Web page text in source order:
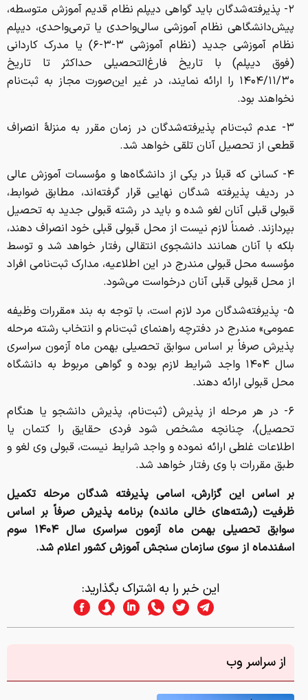
۲- پذیرفته‌شدگان باید گواهی دیپلم نظام قدیم آموزش متوسطه،
پیش‌دانشگاهی نظام آموزشی سالی‌واحدی یا ترمی‌واحدی، دیپلم
نظام آموزشی جدید (نظام آموزشی ۳-۳-۶) یا مدرک کاردانی
(فوق دیپلم) با تاریخ فارغ‌التحصیلی حداکثر تا تاریخ
۱۴۰۴/۱۱/۳۰ را ارائه نمایند، در غیر این‌صورت مجاز به ثبت‌نام
نخواهند بود.
۳- عدم ثبت‌نام پذیرفته‌شدگان در زمان مقرر به منزلۀ انصراف
قطعی از تحصیل آنان تلقی خواهد شد.
۴- کسانی که قبلاً در یکی از دانشگاه‌ها و مؤسسات آموزش عالی
در ردیف پذیرفته شدگان نهایی قرار گرفته‌اند، مطابق ضوابط،
قبولی قبلی آنان لغو شده و باید در رشته قبولی جدید به تحصیل
بپردازند. ضمناً لازم نیست از محل قبولی قبلی خود انصراف دهند،
بلکه با آنان همانند دانشجوی انتقالی رفتار خواهد شد و توسط
مؤسسه محل قبولی مندرج در این اطلاعیه، مدارک ثبت‌نامی افراد
از محل قبولی قبلی آنان درخواست می‌شود.
۵- پذیرفته‌شدگان مرد لازم است، با توجه به بند «مقررات وظیفه
عمومی» مندرج در دفترچه راهنمای ثبت‌نام و انتخاب رشته مرحله
پذیرش صرفاً بر اساس سوابق تحصیلی بهمن ماه آزمون سراسری
سال ۱۴۰۴ واجد شرایط لازم بوده و گواهی مربوط به دانشگاه
محل قبولی ارائه دهند.
۶- در هر مرحله از پذیرش (ثبت‌نام، پذیرش دانشجو یا هنگام
تحصیل)، چنانچه مشخص شود فردی حقایق را کتمان یا
اطلاعات غلطی ارائه نموده و واجد شرایط نیست، قبولی وی لغو و
طبق مقررات با وی رفتار خواهد شد.
بر اساس این گزارش، اسامی پذیرفته شدگان مرحله تکمیل
ظرفیت (رشته‌های خالی مانده) برنامه پذیرش صرفاً بر اساس
سوابق تحصیلی بهمن ماه آزمون سراسری سال ۱۴۰۴ سوم
اسفندماه از سوی سازمان سنجش آموزش کشور اعلام شد.
این خبر را به اشتراک بگذارید:
از سراسر وب